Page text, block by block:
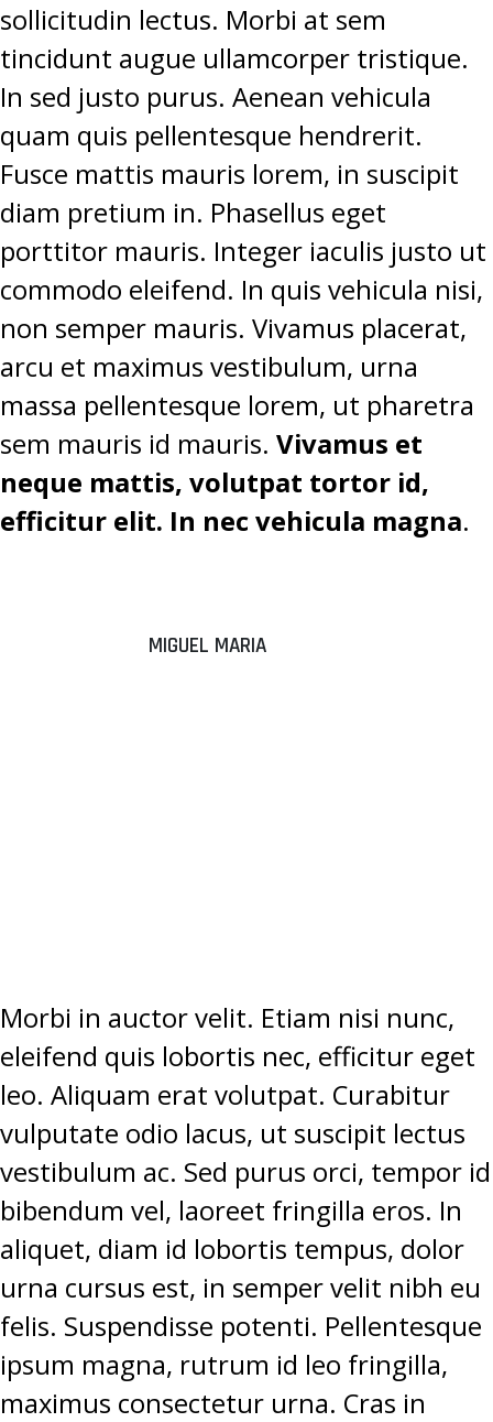
sollicitudin lectus. Morbi at sem
tincidunt augue ullamcorper tristique.
In sed justo purus. Aenean vehicula
quam quis pellentesque hendrerit.
Fusce mattis mauris lorem, in suscipit
diam pretium in. Phasellus eget
porttitor mauris. Integer iaculis justo ut
commodo eleifend. In quis vehicula nisi,
non semper mauris. Vivamus placerat,
arcu et maximus vestibulum, urna
massa pellentesque lorem, ut pharetra
sem mauris id mauris. Vivamus et
neque mattis, volutpat tortor id,
efficitur elit. In nec vehicula magna.
MIGUEL MARIA
Morbi in auctor velit. Etiam nisi nunc,
eleifend quis lobortis nec, efficitur eget
leo. Aliquam erat volutpat. Curabitur
vulputate odio lacus, ut suscipit lectus
vestibulum ac. Sed purus orci, tempor id
bibendum vel, laoreet fringilla eros. In
aliquet, diam id lobortis tempus, dolor
urna cursus est, in semper velit nibh eu
felis. Suspendisse potenti. Pellentesque
ipsum magna, rutrum id leo fringilla,
maximus consectetur urna. Cras in